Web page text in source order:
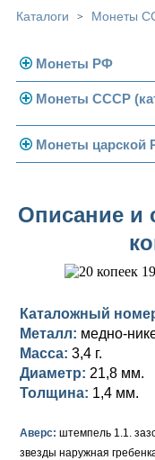
Каталоги > Монеты
Монеты РФ
Современная
Монеты 1991-1993
Монеты СССР
Погодовка СССР
Золотые
Памятные и
Монеты царской
Золото
Германская
Для Финляндии
Памятные и
Александр III
Медь
Для Финляндии
Памятные и
Александр II
Серебро
Для Финляндии
Памятные и
Платина, золото
Серебро
Медь
Для Грузии
Александр I (1801-
Серебро
Медь
Павел I (1796-1801)
Золото
Серебро
Екатерина II (1762-
Золото
Петр III (1762)
Описание и
Каталожный
Металл: медно-
Масса: 3,4 г.
Диаметр: 21,8 мм.
Толщина: 1,4 мм.
Аверс: штемпель 1.1.
звезды наружная